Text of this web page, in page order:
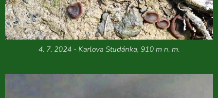
4. 7. 2024 - Karlova Studánka, 910 m n. m.